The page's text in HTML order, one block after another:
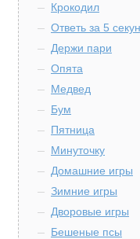
Крокодил
Ответь за 5
Держи пари
Опята
Медвед
Бум
Пятница
Минуточку
Домашние игры
Зимние игры
Дворовые игры
Бешеные псы